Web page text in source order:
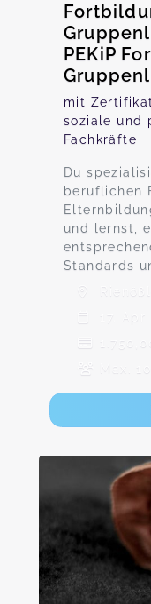
PEKiP
mit
soziale und
Fachkräfte
Du
beruflichen
und lernst,
Standards
17. Apr
Max.